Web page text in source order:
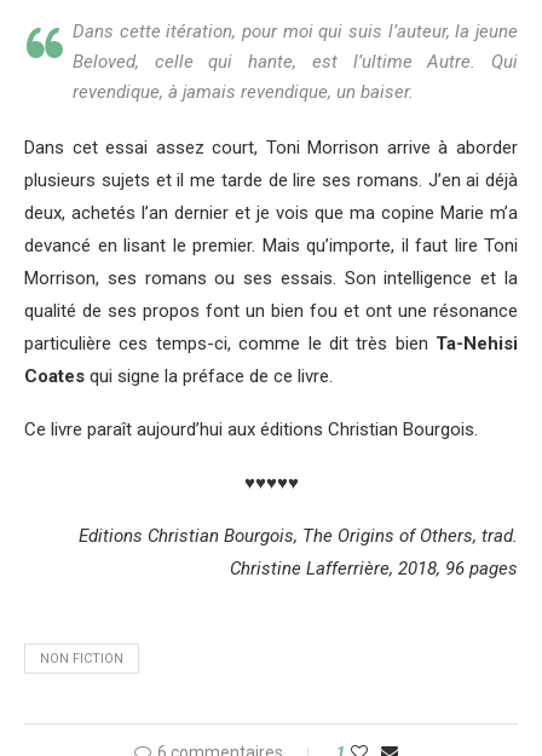
Dans cette itération, pour moi qui suis l’auteur, la jeune
Beloved, celle qui hante, est l’ultime Autre. Qui
revendique, à jamais revendique, un baiser.
Dans cet essai assez court, Toni Morrison arrive à aborder
plusieurs sujets et il me tarde de lire ses romans. J’en ai déjà
deux, achetés l’an dernier et je vois que ma copine Marie m’a
devancé en lisant le premier. Mais qu’importe, il faut lire Toni
Morrison, ses romans ou ses essais. Son intelligence et la
qualité de ses propos font un bien fou et ont une résonance
particulière ces temps-ci, comme le dit très bien Ta-Nehisi
Coates qui signe la préface de ce livre.
Ce livre paraît aujourd’hui aux éditions Christian Bourgois.
♥♥♥♥♥
Editions Christian Bourgois, The Origins of Others, trad.
Christine Lafferrière, 2018, 96 pages
NON FICTION
1